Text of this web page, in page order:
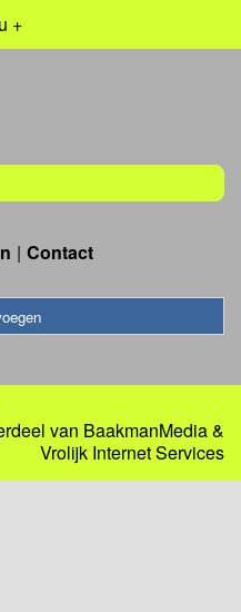
+
Contact
van BaakmanMedia&
Vrolijk Internet Services